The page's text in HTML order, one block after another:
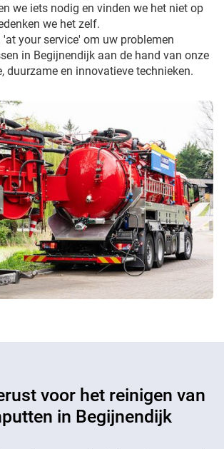
we iets nodig en vinden we het niet op
we het zelf.
your service' om uw problemen
in Begijnendijk aan de hand van onze
duurzame en innovatieve technieken.
voor het reinigen van
in Begijnendijk